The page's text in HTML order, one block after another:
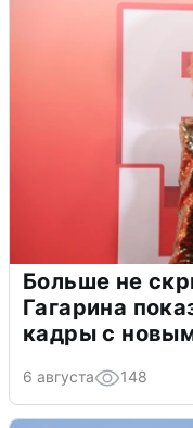
Больше не
Гагарина
кадры с
6 августа 148